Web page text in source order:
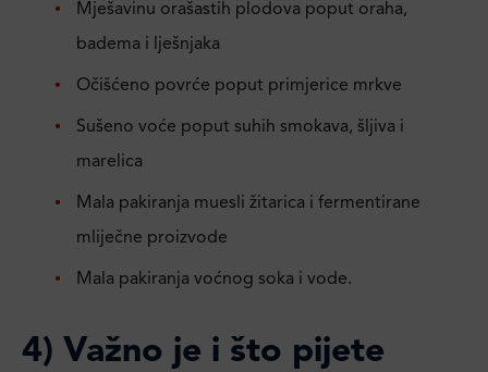
Mješavinu orašastih plodova poput oraha,
badema i lješnjaka
Očišćeno povrće poput primjerice mrkve
Sušeno voće poput suhih smokava, šljiva i
marelica
Mala pakiranja muesli žitarica i fermentirane
mliječne proizvode
Mala pakiranja voćnog soka i vode.
4) Važno je i što pijete